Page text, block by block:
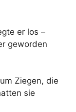
er los –
geworden
Ziegen, die
sie